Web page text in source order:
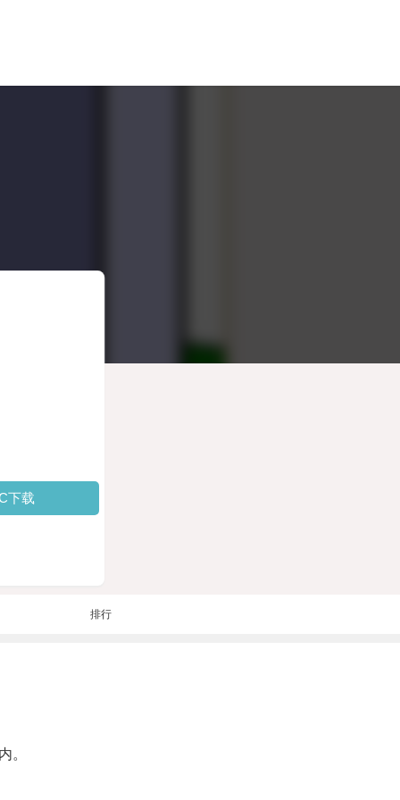
下载
排行
。